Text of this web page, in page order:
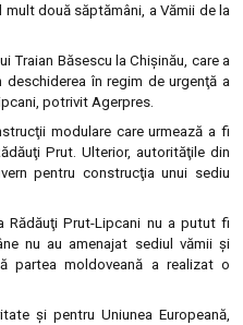
două săptămâni, a Vămii de la
Traian Băsescu la Chişinău, care a
în regim de urgenţă a
potrivit Agerpres.
modulare care urmează a fi
Prut. Ulterior, autorităţile din
pentru construcţia unui sediu
Rădăuţi Prut-Lipcani nu a putut fi
nu au amenajat sediul vămii şi
partea moldoveană a realizat o
şi pentru Uniunea Europeană,